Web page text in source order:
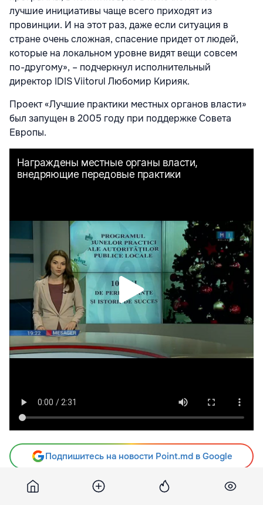
лучшие инициативы чаще всего приходят из
провинции. И на этот раз, даже если ситуация в
стране очень сложная, спасение придет от людей,
которые на локальном уровне видят вещи совсем
по-другому», – подчеркнул исполнительный
директор IDIS Viitorul Любомир Кирияк.
Проект «Лучшие практики местных органов власти»
был запущен в 2005 году при поддержке Совета
Европы.
Подпишитесь на новости Point.md в Google
Источник Moldovenii